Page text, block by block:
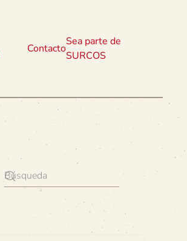
Contacto
Sea parte de
SURCOS